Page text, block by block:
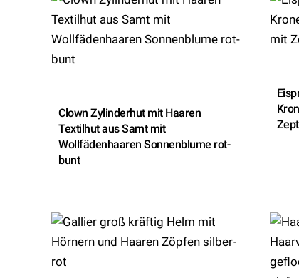
Clown Zylinderhut mit Haaren
Textilhut aus Samt mit
Wollfädenhaaren Sonnenblume rot-
bunt